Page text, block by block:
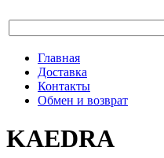
Главная
Доставка
Контакты
Обмен и возврат
KAEDRA